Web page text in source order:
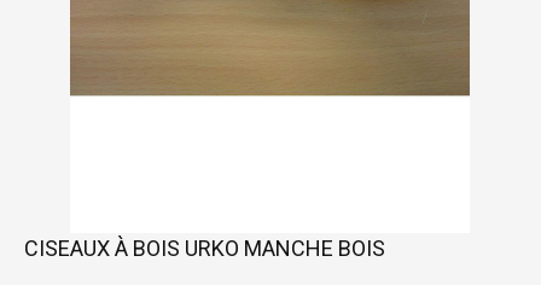
Skip
CISEAUX À BOIS URKO MANCHE BOIS